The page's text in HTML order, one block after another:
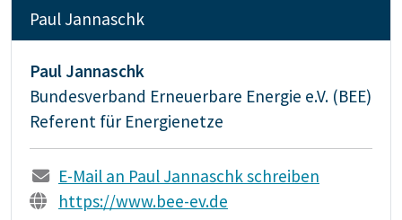
Paul Jannaschk
Paul Jannaschk
Bundesverband Erneuerbare Energie e.V. (BEE)
Referent für Energienetze
E-Mail an Paul Jannaschk schreiben
https://www.bee-ev.de